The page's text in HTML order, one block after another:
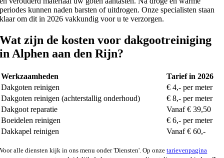
periodes kunnen naden barsten of uitdrogen. Onze specialisten staan
klaar om dit in 2026 vakkundig voor u te verzorgen.
Wat zijn de kosten voor dakgootreiniging
in Alphen aan den Rijn?
Werkzaamheden
Tarief in 2026
Dakgoten reinigen
€ 4,- per meter
Dakgoten reinigen (achterstallig onderhoud)
€ 8,- per meter
Dakgoot reparatie
Vanaf € 39,50
Boeidelen reinigen
€ 6,- per meter
Dakkapel reinigen
Vanaf € 60,-
Voor alle diensten kijk in ons menu onder 'Diensten'. Op onzetarievenpagina